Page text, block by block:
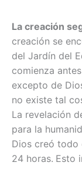
La creación
creación se
del Jardín del
comienza
excepto de
no existe tal
La revelación
para la
Dios creó todo
24 horas. Esto